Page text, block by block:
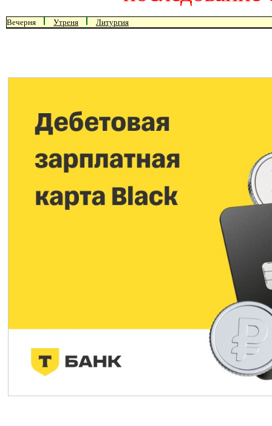
Вечерня Утреня Литургия